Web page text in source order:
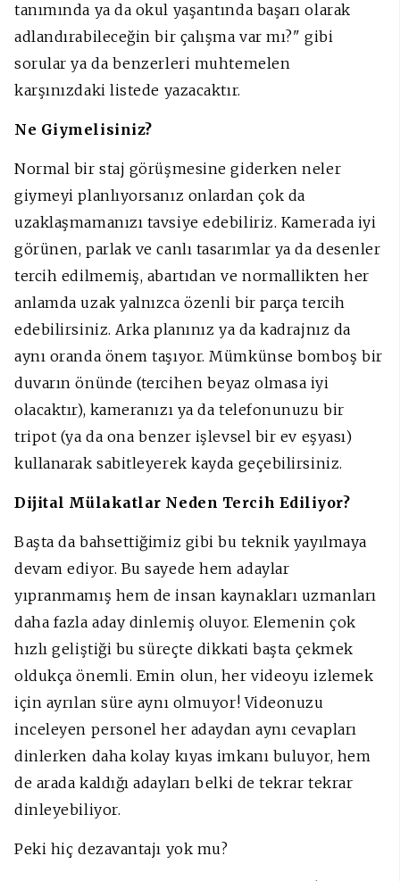
tanımında ya da okul yaşantında başarı olarak
adlandırabileceğin bir çalışma var mı?" gibi
sorular ya da benzerleri muhtemelen
karşınızdaki listede yazacaktır.
Ne Giymelisiniz?
Normal bir staj görüşmesine giderken neler
giymeyi planlıyorsanız onlardan çok da
uzaklaşmamanızı tavsiye edebiliriz. Kamerada iyi
görünen, parlak ve canlı tasarımlar ya da desenler
tercih edilmemiş, abartıdan ve normallikten her
anlamda uzak yalnızca özenli bir parça tercih
edebilirsiniz. Arka planınız ya da kadrajnız da
aynı oranda önem taşıyor. Mümkünse bomboş bir
duvarın önünde (tercihen beyaz olmasa iyi
olacaktır), kameranızı ya da telefonunuzu bir
tripot (ya da ona benzer işlevsel bir ev eşyası)
kullanarak sabitleyerek kayda geçebilirsiniz.
Dijital Mülakatlar Neden Tercih Ediliyor?
Başta da bahsettiğimiz gibi bu teknik yayılmaya
devam ediyor. Bu sayede hem adaylar
yıpranmamış hem de insan kaynakları uzmanları
daha fazla aday dinlemiş oluyor. Elemenin çok
hızlı geliştiği bu süreçte dikkati başta çekmek
oldukça önemli. Emin olun, her videoyu izlemek
için ayrılan süre aynı olmuyor! Videonuzu
inceleyen personel her adaydan aynı cevapları
dinlerken daha kolay kıyas imkanı buluyor, hem
de arada kaldığı adayları belki de tekrar tekrar
dinleyebiliyor.
Peki hiç dezavantajı yok mu?